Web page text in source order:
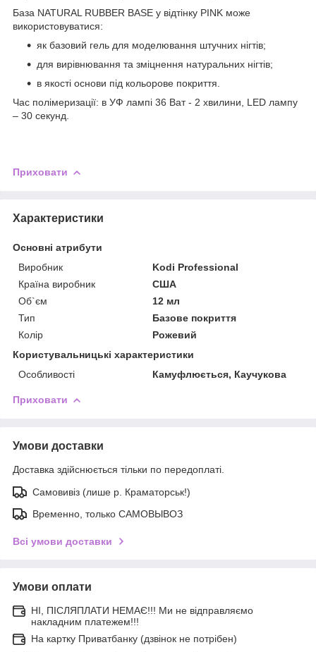
База NATURAL RUBBER BASE у відтінку PINK може
використовуватися:
як базовий гель для моделювання штучних нігтів;
для вирівнювання та зміцнення натуральних нігтів;
в якості основи під кольорове покриття.
Час полімеризації: в УФ лампі 36 Ват - 2 хвилини, LED лампу
– 30 секунд.
Приховати
Характеристики
Основні атрибути
Виробник
Kodi Professional
Країна виробник
США
Об`єм
12 мл
Тип
Базове покриття
Колір
Рожевий
Користувальницькі характеристики
Особливості
Камуфлюється, Каучукова
Приховати
Умови доставки
Доставка здійснюється тільки по передоплаті.
Самовивіз (лише р. Краматорськ!)
Временно, только САМОВЫВОЗ
Всі умови доставки
Умови оплати
НІ, ПІСЛЯПЛАТИ НЕМАЄ!!! Ми не відправляємо
накладним платежем!!!
На картку Приватбанку (дзвінок не потрібен)